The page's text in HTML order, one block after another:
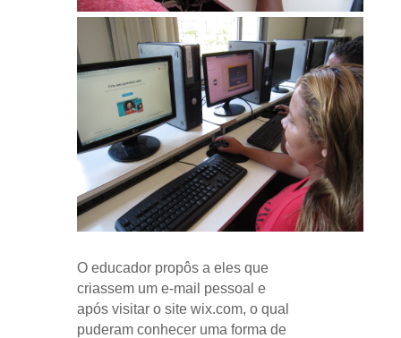
O educador propôs a eles que
criassem um e-mail pessoal e
após visitar o site wix.com, o qual
puderam conhecer uma forma de